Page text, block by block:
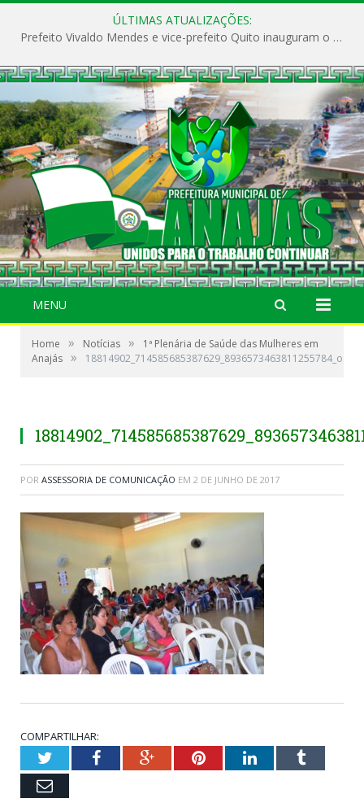
ÚLTIMAS ATUALIZAÇÕES:
Prefeito Vivaldo Mendes e vice-prefeito Quito inauguram o CAPS e fortalecem a saúde pública em Anajás.
MENU
Home » Notícias »
1ª Plenária de Saúde das Mulheres em
Anajás » 18814902_714585685387629_8936573463811255784_o
POR ASSESSORIA DE COMUNICAÇÃO EM 2 DE JUNHO DE 2017
COMPARTILHAR:
TwitterFacebookGoogle+PinterestLinkedInTumblr
Email